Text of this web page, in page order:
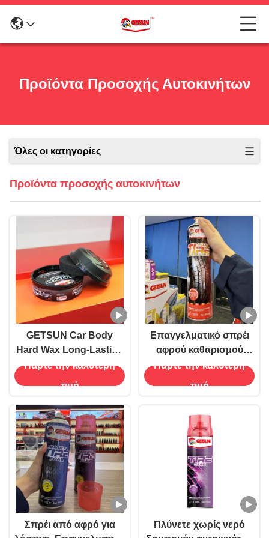
Προϊόντα Προσοχής Αυτοκινήτων
Όλες οι κατηγορίες
Προϊόντα προσοχής αυτοκινήτων
GETSUN Car Body
Hard Wax Long-Lasting
Shine and Paint Care
Πάρτε την καλύτερη
τιμή
Επαγγελματικό σπρέι
αφρού καθαρισμού
ελαστικών για
πλυντήρια αυτοκινήτων
Πάρτε την καλύτερη
τιμή
Σπρέι από αφρό για
Πλύνετε χωρίς νερό